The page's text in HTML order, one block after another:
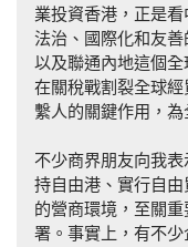
業投資香港，正是
法治、國際化和友善
以及聯通內地這個全
在關稅戰割裂全球
繫人的關鍵作用，
不少商界朋友向我
持自由港、實行自
的營商環境，至關
署。事實上，有不